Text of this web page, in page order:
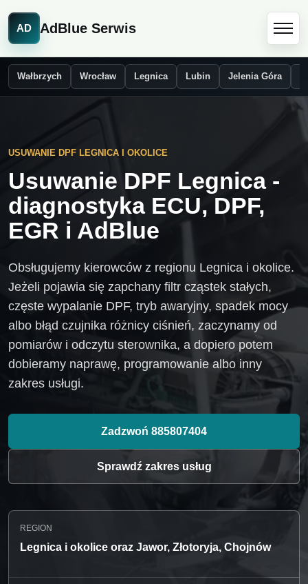
AD AdBlue Serwis
Wałbrzych Wrocław Legnica Lubin Jelenia Góra
USUWANIE DPF LEGNICA I OKOLICE
Usuwanie DPF Legnica -
diagnostyka ECU, DPF,
EGR i AdBlue
Obsługujemy kierowców z regionu Legnica i okolice.
Jeżeli pojawia się zapchany filtr cząstek stałych,
częste wypalanie DPF, tryb awaryjny, spadek mocy
albo błąd czujnika różnicy ciśnień, zaczynamy od
pomiarów i odczytu sterownika, a dopiero potem
dobieramy naprawę, programowanie albo inny
zakres usługi.
Zadzwoń 885807404
Sprawdź zakres usług
REGION
Legnica i okolice oraz Jawor, Złotoryja, Chojnów